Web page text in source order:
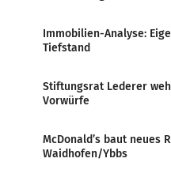
Immobilien-Analyse:
Tiefstand
Stiftungsrat Lederer
Vorwürfe
McDonald’s baut neues
Waidhofen/Ybbs